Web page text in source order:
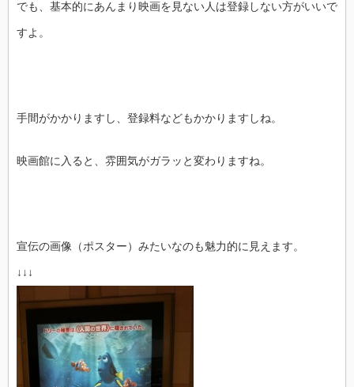
でも、基本的にあんまり映画を見ない人は登録しない方がいいで
すよ。
手間がかかりますし、登録料などもかかりますしね。
映画館に入ると、雰囲気がガラッと変わりますね。
宣伝の画像（ポスター）みたいなのも魅力的に見えます。
↓↓↓